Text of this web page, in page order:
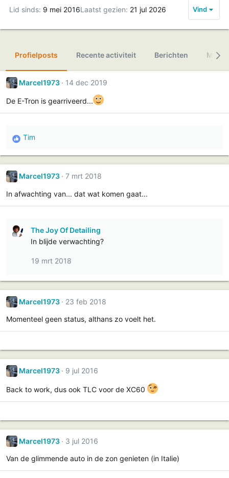
Lid sinds 9 mei 2016Laatst gezien 21 jul 2026 Vind
Profielposts Recente activiteit Berichten Media
Marcel1973 14 dec 2019
De E-Tron is gearriveerd...
R
e
a
c
i
:
Tim
Marcel1973 7 mrt 2018
In afwachting van... dat wat komen gaat...
The Joy Of Detailing
In blijde verwachting?
19 mrt 2018
Marcel1973 23 feb 2018
Momenteel geen status, althans zo voelt het.
Marcel1973 9 jul 2016
Back to work, dus ook TLC voor de XC60
Marcel1973 3 jul 2016
Van de glimmende auto in de zon genieten (in Italie)